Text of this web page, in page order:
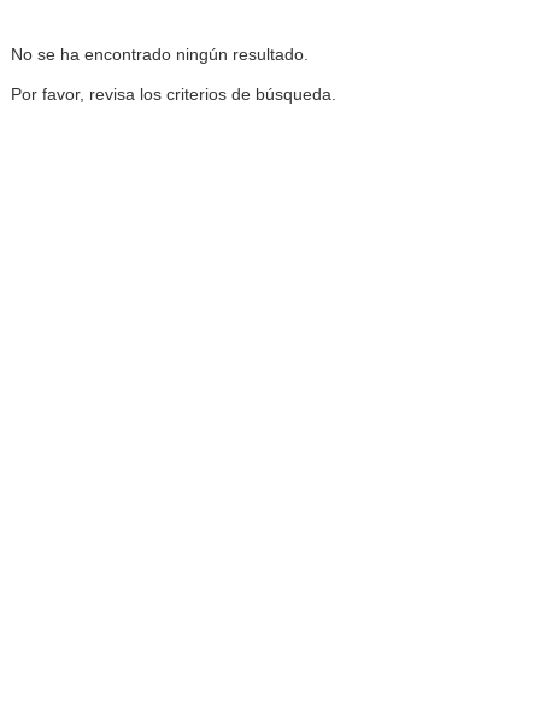
No se ha encontrado ningún resultado.
Por favor, revisa los criterios de búsqueda.